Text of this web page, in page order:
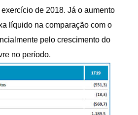
de 2018. Já o aumento
líquido na comparação com o
pelo crescimento do
no período.